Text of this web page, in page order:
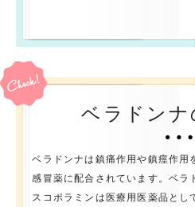
ベラドンナ
ベラドンナは鎮痛作用や鎮痙作用
感冒薬に配合されています。ベラ
スコポラミンは医療用医薬品とし